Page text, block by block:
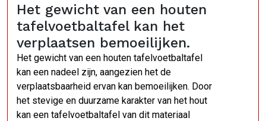
Het gewicht van een houten
tafelvoetbaltafel kan het
verplaatsen bemoeilijken.
Het gewicht van een houten tafelvoetbaltafel
kan een nadeel zijn, aangezien het de
verplaatsbaarheid ervan kan bemoeilijken. Door
het stevige en duurzame karakter van het hout
kan een tafelvoetbaltafel van dit materiaal